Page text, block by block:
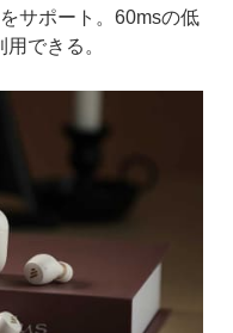
サポート。60msの低
できる。